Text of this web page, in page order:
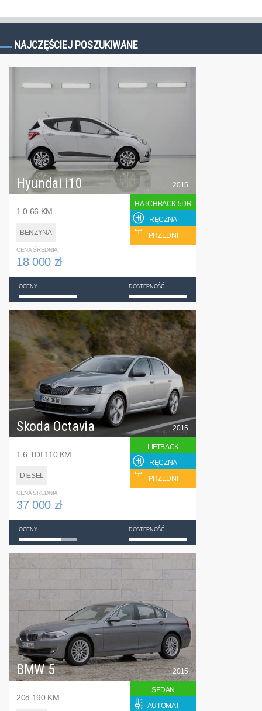
NAJCZĘŚCIEJ POSZUKIWANE
Hyundai i10
1.0 66 KM
BENZYNA
2015
HATCHBACK 5DR
RĘCZNA
PRZEDNI
CENA ŚREDNIA
18 000 zł
OCENY DOSTĘPNOŚĆ
Skoda Octavia
1.6 TDI 110 KM
DIESEL
2015
LIFTBACK
RĘCZNA
PRZEDNI
CENA ŚREDNIA
37 000 zł
OCENY DOSTĘPNOŚĆ
BMW 5
20d 190 KM
2015
SEDAN
AUTOMAT